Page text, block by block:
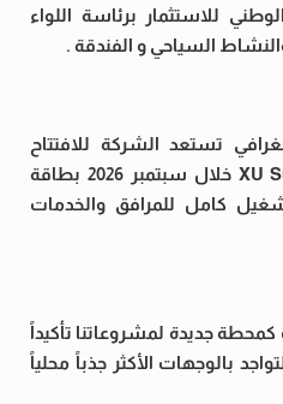
للاستثمار برئاسة اللواء
السياحي و الفندقة .
تستعد الشركة للافتتاح
التجريبي لفندق XU Sunny Dahab خلال سبتمبر 2026 بطاقة
90 غرفة وتشغيل كامل للمرافق والخدمات
كمحطة جديدة لمشروعاتنا تأكيداً
بالوجهات الأكثر جذباً محلياً